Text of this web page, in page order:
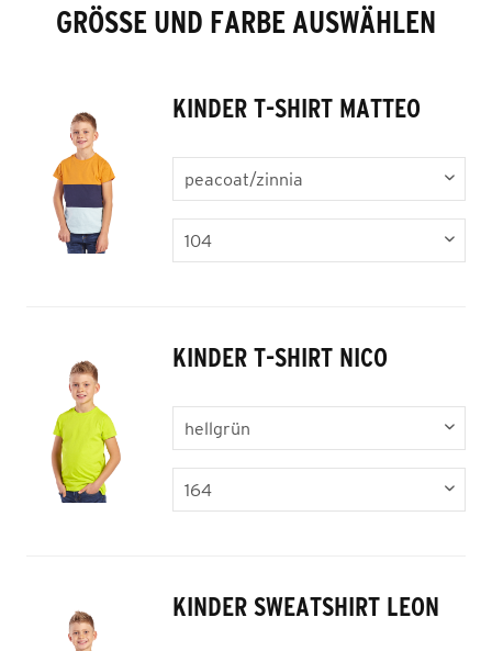
GRÖSSE UND FARBE AUSWÄHLEN
KINDER T-SHIRT MATTEO
KINDER T-SHIRT NICO
KINDER SWEATSHIRT LEON